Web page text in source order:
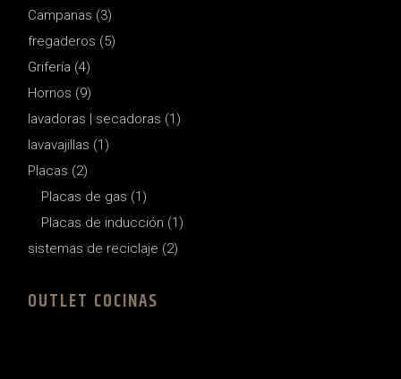
Campanas 33
products
fregaderos
55
products
Grifería 44
products
Hornos
99
products
lavadoras | secadoras
11
product
lavavajillas
11
product
Placas
22
products
Placas de gas
11
product
Placas de inducción
11
product
sistemas de reciclaje
22
products
OUTLET COCINAS